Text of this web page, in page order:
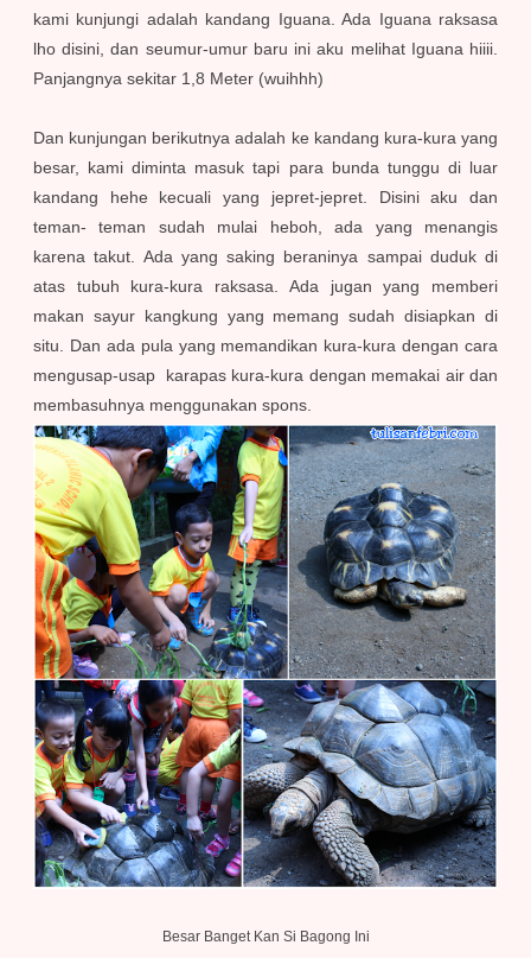
kami kunjungi adalah kandang Iguana. Ada Iguana raksasa
lho disini, dan seumur-umur baru ini aku melihat Iguana hiiii.
Panjangnya sekitar 1,8 Meter (wuihhh)
Dan kunjungan berikutnya adalah ke kandang kura-kura yang
besar, kami diminta masuk tapi para bunda tunggu di luar
kandang hehe kecuali yang jepret-jepret. Disini aku dan
teman- teman sudah mulai heboh, ada yang menangis
karena takut. Ada yang saking beraninya sampai duduk di
atas tubuh kura-kura raksasa. Ada jugan yang memberi
makan sayur kangkung yang memang sudah disiapkan di
situ. Dan ada pula yang memandikan kura-kura dengan cara
mengusap-usap karapas kura-kura dengan memakai air dan
membasuhnya menggunakan spons.
Besar Banget Kan Si Bagong Ini